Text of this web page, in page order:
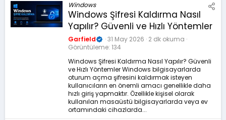
Windows
Windows Şifresi Kaldırma Nasıl
Yapılır? Güvenli ve Hızlı Yöntemler
Garfield 31 May 2026 2 dk okuma
Görüntüleme 134
Windows Şifresi Kaldırma Nasıl Yapılır? Güvenli
ve Hızlı Yöntemler Windows bilgisayarlarda
oturum açma şifresini kaldırmak isteyen
kullanıcıların en önemli amacı genellikle daha
hızlı giriş yapmaktır. Özellikle kişisel olarak
kullanılan masaüstü bilgisayarlarda veya ev
ortamındaki cihazlarda...